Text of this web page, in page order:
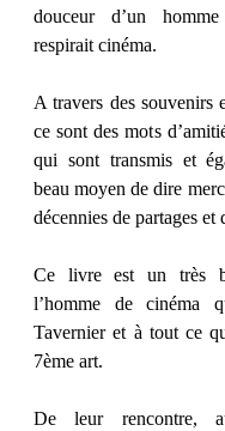
douceur d’un
respirait cinéma.
A travers des souvenirs
ce sont des mots
qui sont transmis et
beau moyen de dire
décennies de partages et
Ce livre est un très
l’homme de cinéma
Tavernier et à tout ce
7ème art.
De leur rencontre,